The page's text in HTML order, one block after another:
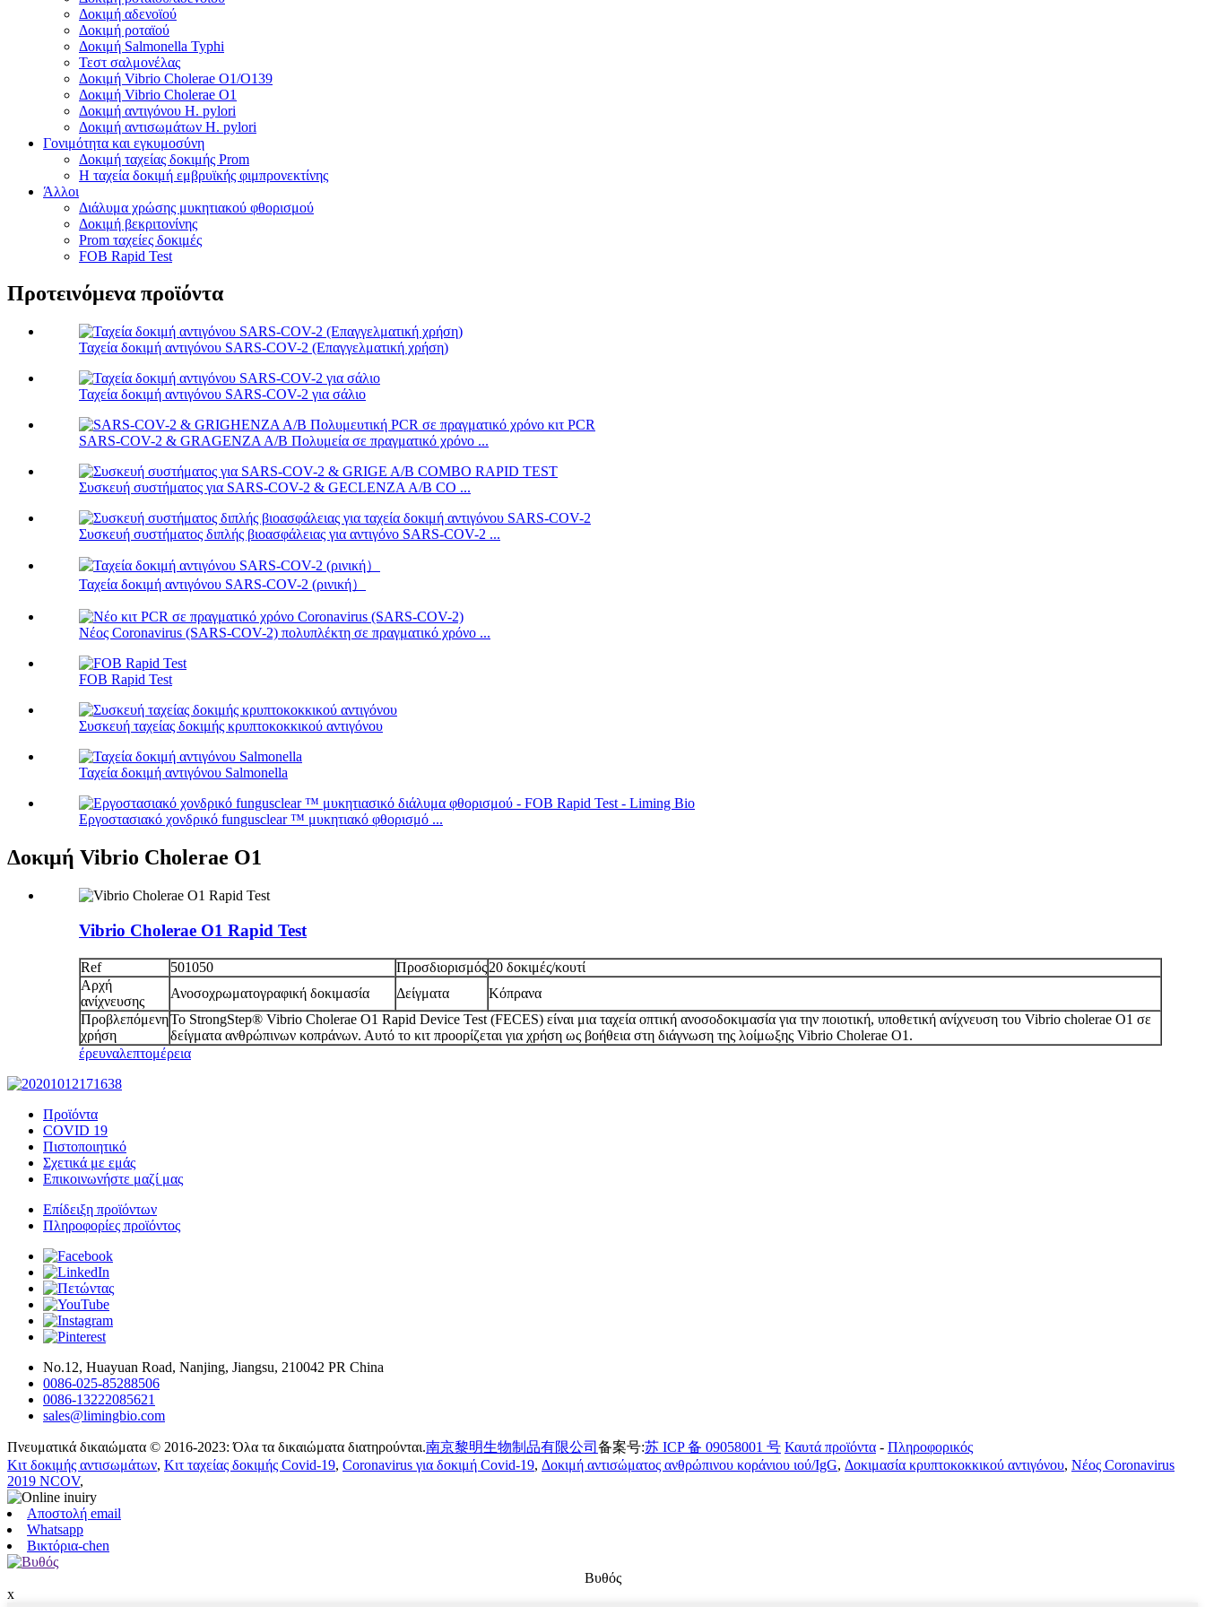
Δοκιμή αδενοϊού
Δοκιμή ροταϊού
Δοκιμή Salmonella Typhi
Τεστ σαλμονέλας
Δοκιμή Vibrio Cholerae O1/O139
Δοκιμή Vibrio Cholerae O1
Δοκιμή αντιγόνου H. pylori
Δοκιμή αντισωμάτων H. pylori
Γονιμότητα και εγκυμοσύνη
Δοκιμή ταχείας δοκιμής Prom
Η ταχεία δοκιμή εμβρυϊκής φιμπρονεκτίνης
Άλλοι
Διάλυμα χρώσης μυκητιακού φθορισμού
Δοκιμή βεκριτονίνης
Prom ταχείες δοκιμές
FOB Rapid Test
Προτεινόμενα προϊόντα
Ταχεία δοκιμή αντιγόνου SARS-COV-2 (Επαγγελματική χρήση)
Ταχεία δοκιμή αντιγόνου SARS-COV-2 για σάλιο
SARS-COV-2 & GRAGENZA A/B Πολυμεία σε πραγματικό χρόνο ...
Συσκευή συστήματος για SARS-COV-2 & GECLENZA A/B CO ...
Συσκευή συστήματος διπλής βιοασφάλειας για αντιγόνο SARS-COV-2 ...
Ταχεία δοκιμή αντιγόνου SARS-COV-2 (ρινική）
Νέος Coronavirus (SARS-COV-2) πολυπλέκτη σε πραγματικό χρόνο ...
FOB Rapid Test
Συσκευή ταχείας δοκιμής κρυπτοκοκκικού αντιγόνου
Ταχεία δοκιμή αντιγόνου Salmonella
Εργοστασιακό χονδρικό fungusclear ™ μυκητιακό φθορισμό ...
Δοκιμή Vibrio Cholerae O1
Vibrio Cholerae O1 Rapid Test
Ref 501050 Προσδιορισμός20 δοκιμές/κουτί
Αρχή
ανίχνευσης
Ανοσοχρωματογραφική δοκιμασία Δείγματα
Κόπρανα
Προβλεπόμενη
χρήση
Το StrongStep® Vibrio Cholerae O1 Rapid Device Test (FECES) είναι μια ταχεία οπτική ανοσοδοκιμασία για την ποιοτική, υποθετική ανίχνευση του Vibrio cholerae O1 σε
δείγματα ανθρώπινων κοπράνων. Αυτό το κιτ προορίζεται για χρήση ως βοήθεια στη διάγνωση της λοίμωξης Vibrio Cholerae O1.
έρευναλεπτομέρεια
Προϊόντα
COVID 19
Πιστοποιητικό
Σχετικά με εμάς
Επικοινωνήστε μαζί μας
Επίδειξη προϊόντων
Πληροφορίες προϊόντος
Νο.12, Huayuan Road, Nanjing, Jiangsu, 210042 PR China
0086-025-85288506
0086-13222085621
sales@limingbio.com
Πνευματικά δικαιώματα © 2016-2023: Όλα τα δικαιώματα διατηρούνται.南京黎明生物制品有限公司 备案号:苏 ICP 备 09058001 号 Καυτά προϊόντα - Πληροφορικός
Κιτ δοκιμής αντισωμάτων, Κιτ ταχείας δοκιμής Covid-19, Coronavirus για δοκιμή Covid-19, Δοκιμή αντισώματος ανθρώπινου κοράνιου ιού/IgG, Δοκιμασία κρυπτοκοκκικού αντιγόνου, Νέος Coronavirus
2019 NCOV,
Αποστολή email
Whatsapp
Βικτόρια-chen
Βυθός
x